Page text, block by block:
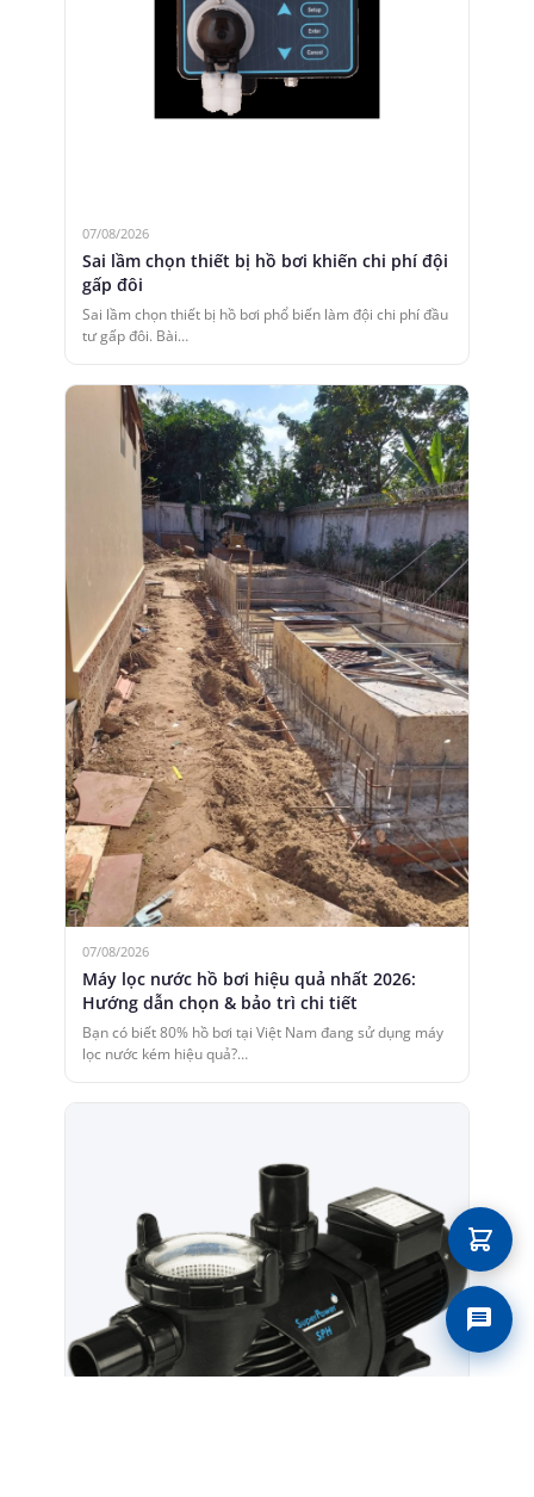
07/08/2026
Sai lầm chọn thiết bị hồ bơi khiến chi phí đội
gấp đôi
Sai lầm chọn thiết bị hồ bơi phổ biến làm đội chi phí đầu
tư gấp đôi. Bài…
07/08/2026
Máy lọc nước hồ bơi hiệu quả nhất 2026:
Hướng dẫn chọn & bảo trì chi tiết
Bạn có biết 80% hồ bơi tại Việt Nam đang sử dụng máy
lọc nước kém hiệu quả?…
Liên